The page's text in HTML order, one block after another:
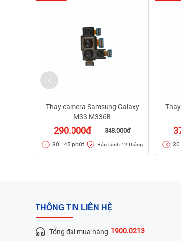
Thay camera Samsung Galaxy
M33 M336B
290.000đ 348.000đ
30 - 45 phút Bảo hành 12 tháng 30
THÔNG TIN LIÊN HỆ
Tổng đài mua hàng: 1900.0213